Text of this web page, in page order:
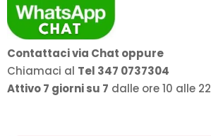
Contattaci via Chat oppure
Chiamaci al Tel 347 0737304
Attivo 7 giorni su 7 dalle ore 10 alle 22